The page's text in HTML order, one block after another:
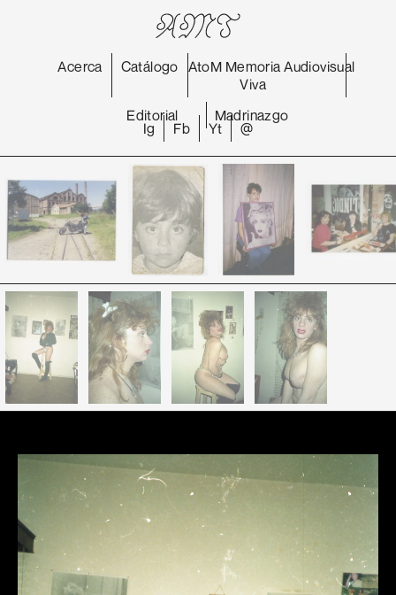
Acerca Catálogo AtoM Memoria
Viva
Audiovisual
Editorial Madrinazgo
Ig Fb Yt @